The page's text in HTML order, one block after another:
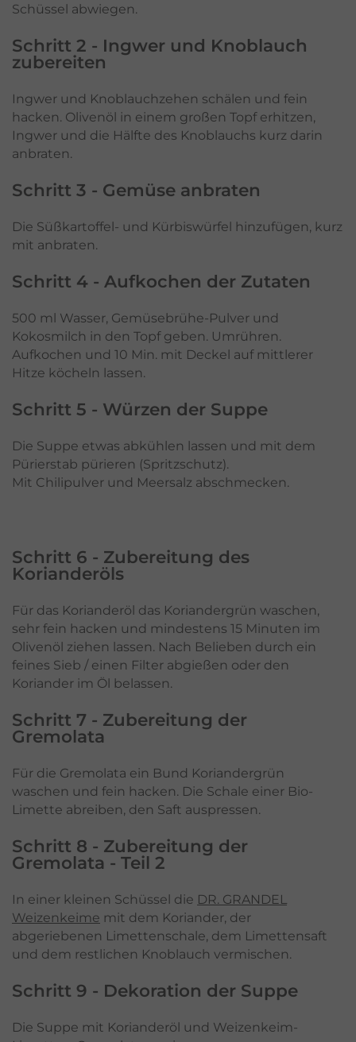
Schüssel abwiegen.
Schritt 2 - Ingwer und Knoblauch
zubereiten
Ingwer und Knoblauchzehen schälen und fein
hacken. Olivenöl in einem großen Topf erhitzen,
Ingwer und die Hälfte des Knoblauchs kurz darin
anbraten.
Schritt 3 - Gemüse anbraten
Die Süßkartoffel- und Kürbiswürfel hinzufügen, kurz
mit anbraten.
Schritt 4 - Aufkochen der Zutaten
500 ml Wasser, Gemüsebrühe-Pulver und
Kokosmilch in den Topf geben. Umrühren.
Aufkochen und 10 Min. mit Deckel auf mittlerer
Hitze köcheln lassen.
Schritt 5 - Würzen der Suppe
Die Suppe etwas abkühlen lassen und mit dem
Pürierstab pürieren (Spritzschutz).
Mit Chilipulver und Meersalz abschmecken.
Schritt 6 - Zubereitung des
Korianderöls
Für das Korianderöl das Koriandergrün waschen,
sehr fein hacken und mindestens 15 Minuten im
Olivenöl ziehen lassen. Nach Belieben durch ein
feines Sieb / einen Filter abgießen oder den
Koriander im Öl belassen.
Schritt 7 - Zubereitung der
Gremolata
Für die Gremolata ein Bund Koriandergrün
waschen und fein hacken. Die Schale einer Bio-
Limette abreiben, den Saft auspressen.
Schritt 8 - Zubereitung der
Gremolata - Teil 2
In einer kleinen Schüssel die DR. GRANDEL
Weizenkeime mit dem Koriander, der
abgeriebenen Limettenschale, dem Limettensaft
und dem restlichen Knoblauch vermischen.
Schritt 9 - Dekoration der Suppe
Die Suppe mit Korianderöl und Weizenkeim-